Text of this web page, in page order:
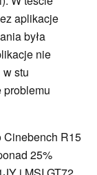
aplikacje
była
nie
stu
Cinebench R15
25%